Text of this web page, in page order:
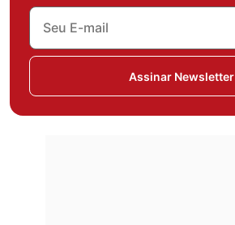
Assinar Newsletter